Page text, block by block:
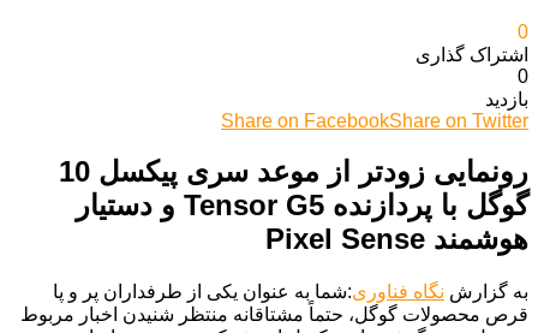
0
اشتراک گذاری‌
0
بازدید
Share on FacebookShare on Twitter
رونمایی زودتر از موعد سری پیکسل 10
گوگل با پردازنده Tensor G5 و دستیار
هوشمند Pixel Sense
به گزارش نگاه فناوری:شما به عنوان یکی از طرفداران پر و پا
قرص محصولات گوگل، حتماً مشتاقانه منتظر شنیدن اخبار مربوط